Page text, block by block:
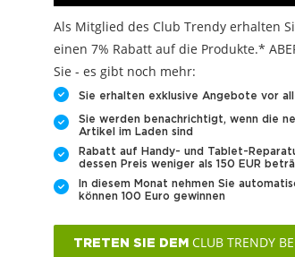
Als Mitglied des Club Trendy erhalten
einen 7% Rabatt auf die Produkte.*
Sie - es gibt noch mehr:
Sie erhalten exklusive Angebote vor
Sie werden benachrichtigt, wenn die
Artikel im Laden sind
Rabatt auf Handy- und Tablet-
dessen Preis weniger als 150 EUR
In diesem Monat nehmen Sie
können 100 Euro gewinnen
TRETEN SIE DEM CLUB TRENDY